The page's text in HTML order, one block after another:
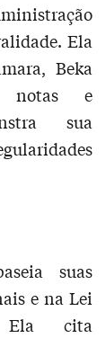
Ela
Beka
notas e
sua
suas
e na Lei
Ela cita